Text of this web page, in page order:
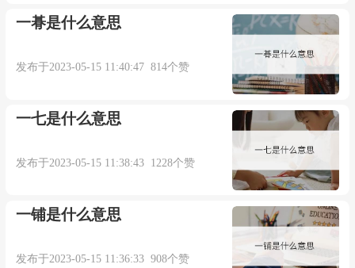
一朞是什么意思
发布于2023-05-15 11:40:47 814个赞
一七是什么意思
发布于2023-05-15 11:38:43 1228个赞
一铺是什么意思
发布于2023-05-15 11:36:33 908个赞